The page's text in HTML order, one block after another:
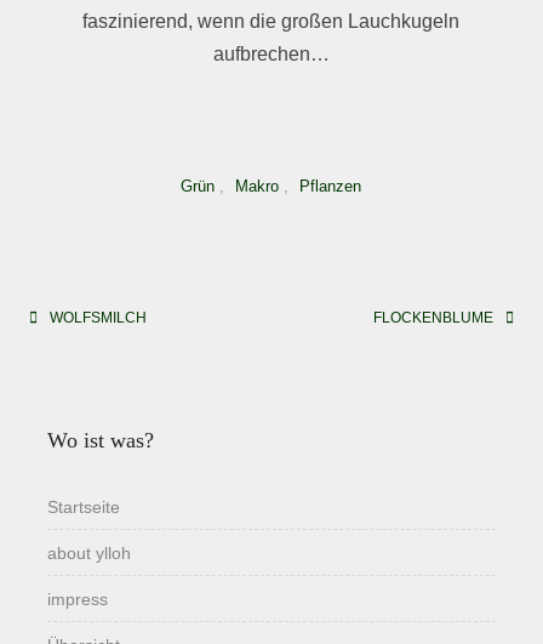
faszinierend, wenn die großen Lauchkugeln
aufbrechen…
Grün , Makro , Pflanzen
Beitragsnavigation
WOLFSMILCH FLOCKENBLUME
Wo ist was?
Startseite
about ylloh
impress